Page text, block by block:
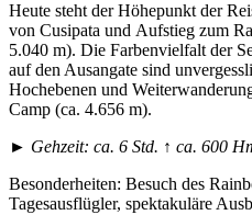
Heute steht der Höhepunkt der
von Cusipata und Aufstieg zum
5.040 m). Die Farbenvielfalt der
auf den Ausangate sind
Hochebenen und
Camp (ca. 4.656 m).
► Gehzeit: ca. 6 Std. ↑ ca. 600
Besonderheiten: Besuch des
Tagesausflügler, spektakuläre